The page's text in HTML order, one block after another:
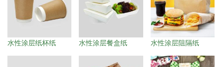
水性涂层纸杯纸 水性涂层餐盒纸 水性涂层阻隔纸